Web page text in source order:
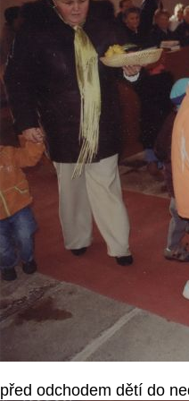
před odchodem dětí do